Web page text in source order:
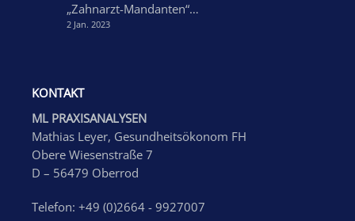
„Zahnarzt-Mandanten“…
2 Jan. 2023
KONTAKT
ML PRAXISANALYSEN
Mathias Leyer, Gesundheitsökonom FH
Obere Wiesenstraße 7
D – 56479 Oberrod
Telefon: +49 (0)2664 - 9927007